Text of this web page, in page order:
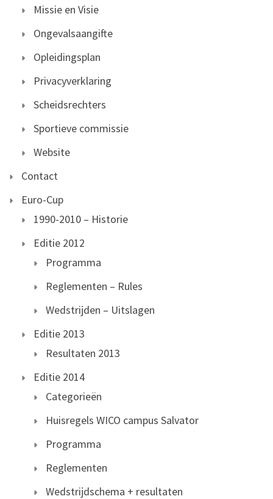
Missie en Visie
Ongevalsaangifte
Opleidingsplan
Privacyverklaring
Scheidsrechters
Sportieve commissie
Website
Contact
Euro-Cup
1990-2010 – Historie
Editie 2012
Programma
Reglementen – Rules
Wedstrijden – Uitslagen
Editie 2013
Resultaten 2013
Editie 2014
Categorieën
Huisregels WICO campus Salvator
Programma
Reglementen
Wedstrijdschema + resultaten